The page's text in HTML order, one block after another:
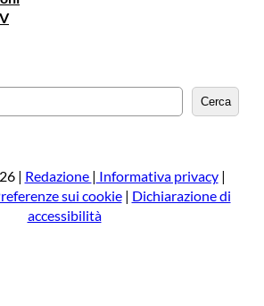
e
a
Cerca
| Redazione | Informativa privacy|
sui cookie| Dichiarazione di
accessibilità